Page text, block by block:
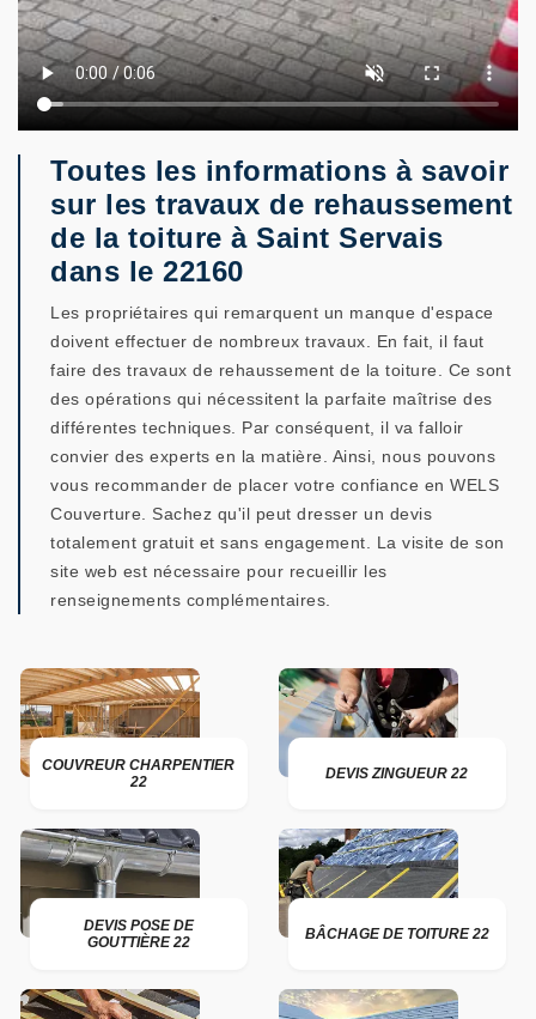
Toutes les informations à savoir
sur les travaux de rehaussement
de la toiture à Saint Servais
dans le 22160
Les propriétaires qui remarquent un manque d'espace
doivent effectuer de nombreux travaux. En fait, il faut
faire des travaux de rehaussement de la toiture. Ce sont
des opérations qui nécessitent la parfaite maîtrise des
différentes techniques. Par conséquent, il va falloir
convier des experts en la matière. Ainsi, nous pouvons
vous recommander de placer votre confiance en WELS
Couverture. Sachez qu'il peut dresser un devis
totalement gratuit et sans engagement. La visite de son
site web est nécessaire pour recueillir les
renseignements complémentaires.
COUVREUR CHARPENTIER
22
DEVIS ZINGUEUR 22
DEVIS POSE DE
GOUTTIÈRE 22
BÂCHAGE DE TOITURE 22